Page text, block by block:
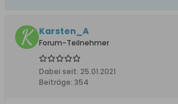
Karsten_A
Forum-Teilnehmer
Dabei seit: 25.01.2021
Beiträge: 354